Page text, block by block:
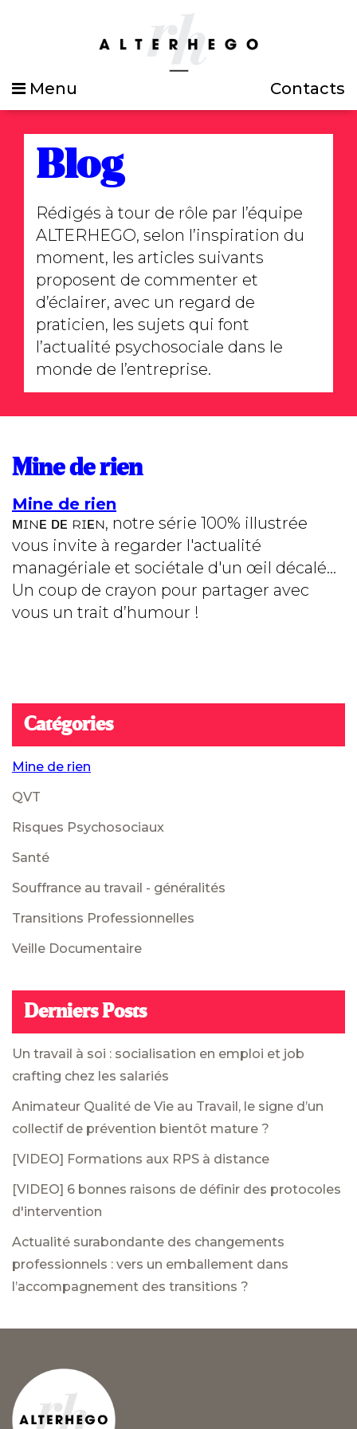
Menu Contacts
Blog
Rédigés à tour de rôle par l’équipe
ALTERHEGO, selon l’inspiration du
moment, les articles suivants
proposent de commenter et
d’éclairer, avec un regard de
praticien, les sujets qui font
l’actualité psychosociale dans le
monde de l’entreprise.
Mine de rien
Mine de rien
ᴍɪɴᴇ ᴅᴇ ʀɪᴇɴ, notre série 100% illustrée
vous invite à regarder l'actualité
managériale et sociétale d'un œil décalé...
Un coup de crayon pour partager avec
vous un trait d’humour !
Catégories
Mine de rien
QVT
Risques Psychosociaux
Santé
Souffrance au travail - généralités
Transitions Professionnelles
Veille Documentaire
Derniers Posts
Un travail à soi : socialisation en emploi et job
crafting chez les salariés
Animateur Qualité de Vie au Travail, le signe d’un
collectif de prévention bientôt mature ?
[VIDEO] Formations aux RPS à distance
[VIDEO] 6 bonnes raisons de définir des protocoles
d'intervention
Actualité surabondante des changements
professionnels : vers un emballement dans
l’accompagnement des transitions ?